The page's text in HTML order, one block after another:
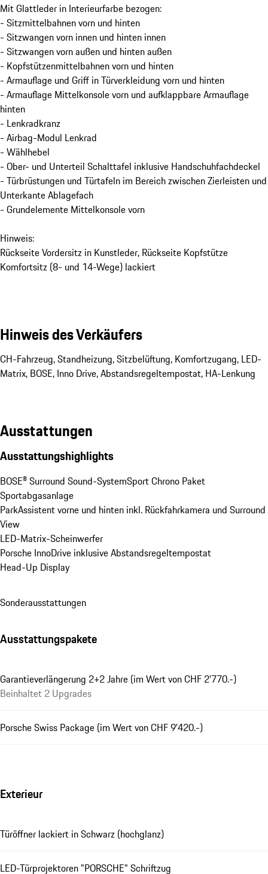
Mit Glattleder in Interieurfarbe bezogen:
- Sitzmittelbahnen vorn und hinten
- Sitzwangen vorn innen und hinten innen
- Sitzwangen vorn außen und hinten außen
- Kopfstützenmittelbahnen vorn und hinten
- Armauflage und Griff in Türverkleidung vorn und hinten
- Armauflage Mittelkonsole vorn und aufklappbare Armauflage
hinten
- Lenkradkranz
- Airbag-Modul Lenkrad
- Wählhebel
- Ober- und Unterteil Schalttafel inklusive Handschuhfachdeckel
- Türbrüstungen und Türtafeln im Bereich zwischen Zierleisten und
Unterkante Ablagefach
- Grundelemente Mittelkonsole vorn
Hinweis:
Rückseite Vordersitz in Kunstleder, Rückseite Kopfstütze
Komfortsitz (8- und 14-Wege) lackiert
Hinweis des Verkäufers
CH-Fahrzeug, Standheizung, Sitzbelüftung, Komfortzugang, LED-
Matrix, BOSE, Inno Drive, Abstandsregeltempostat, HA-Lenkung
Ausstattungen
Ausstattungshighlights
BOSE® Surround Sound-SystemSport Chrono Paket
Sportabgasanlage
ParkAssistent vorne und hinten inkl. Rückfahrkamera und Surround
View
LED-Matrix-Scheinwerfer
Porsche InnoDrive inklusive Abstandsregeltempostat
Head-Up Display
Sonderausstattungen
Ausstattungspakete
Garantieverlängerung 2+2 Jahre (im Wert von CHF 2'770.-)
Beinhaltet 2 Upgrades
Porsche Swiss Package (im Wert von CHF 9'420.-)
Exterieur
Türöffner lackiert in Schwarz (hochglanz)
LED-Türprojektoren "PORSCHE" Schriftzug